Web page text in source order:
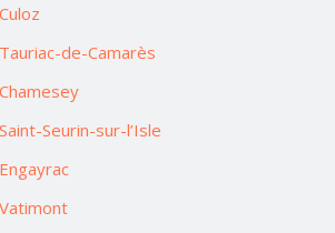
de-Camarès
Seurin-sur-l’Isle